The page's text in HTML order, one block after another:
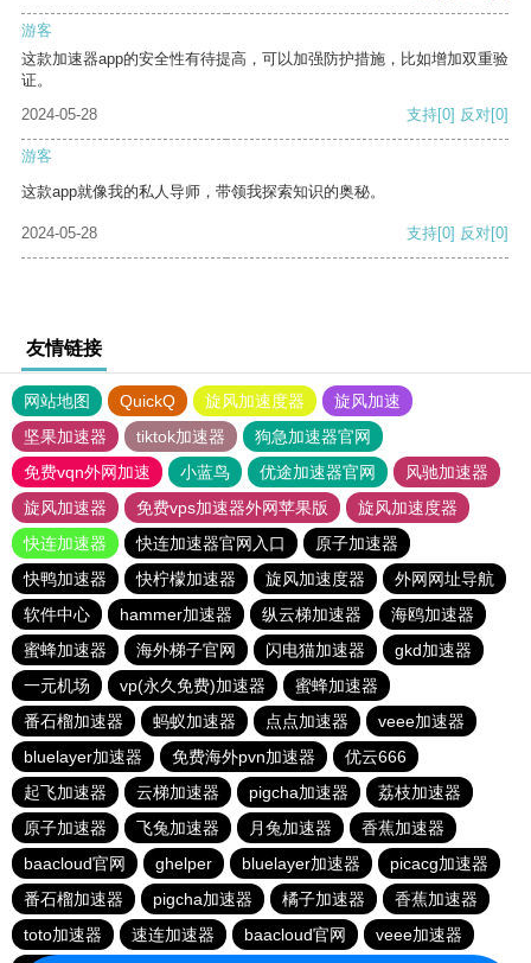
游客
这款加速器app的安全性有待提高，可以加强防护措施，比如增加双重验
证。
2024-05-28
支持[0] 反对[0]
游客
这款app就像我的私人导师，带领我探索知识的奥秘。
2024-05-28 支持[0] 反对[0]
友情链接
网站地图 QuickQ 旋风加速度器
旋风加速
坚果加速器
tiktok加速器
狗急加速器官网
免费vqn外网加速
小蓝鸟 优途加速器官网
风驰加速器
旋风加速器
免费vps加速器外网苹果版
旋风加速度器
快连加速器
快连加速器官网入口
原子加速器
快鸭加速器
快柠檬加速器 旋风加速度器
外网网址导航
软件中心
hammer加速器 纵云梯加速器
海鸥加速器
蜜蜂加速器
海外梯子官网 闪电猫加速器
gkd加速器
一元机场
vp(永久免费)加速器
蜜蜂加速器
番石榴加速器
蚂蚁加速器 点点加速器
veee加速器
bluelayer加速器
免费海外pvn加速器
优云666
起飞加速器
云梯加速器 pigcha加速器
荔枝加速器
原子加速器
飞兔加速器 月兔加速器
香蕉加速器
baacloud官网
ghelper bluelayer加速器
picacg加速器
番石榴加速器
pigcha加速器 橘子加速器
香蕉加速器
toto加速器
速连加速器 baacloud官网
veee加速器